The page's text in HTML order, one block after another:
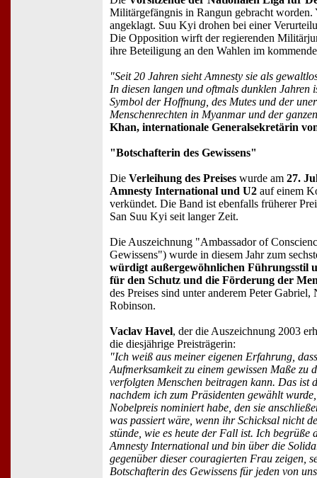
Militärgefängnis in Rangun gebracht worden.
angeklagt. Suu Kyi drohen bei einer
Die Opposition wirft der regierenden
ihre Beteiligung an den Wahlen im
"Seit 20 Jahren sieht Amnesty sie als
In diesen langen und oftmals dunklen Jahren
Symbol der Hoffnung, des Mutes und der
Menschenrechten in Myanmar und der
Khan, internationale Generalsekretärin
"Botschafterin des Gewissens"
Die Verleihung des Preises wurde am 27.
Amnesty International und U2 auf einem
verkündet. Die Band ist ebenfalls früherer
San Suu Kyi seit langer Zeit.
Die Auszeichnung "Ambassador of
Gewissens") wurde in diesem Jahr zum
würdigt außergewöhnlichen Führungsstil
für den Schutz und die Förderung der
des Preises sind unter anderem Peter
Robinson.
Vaclav Havel, der die Auszeichnung 2003
die diesjährige Preisträgerin:
"Ich weiß aus meiner eigenen Erfahrung,
Aufmerksamkeit zu einem gewissen Maße zu
verfolgten Menschen beitragen kann. Das ist
nachdem ich zum Präsidenten gewählt
Nobelpreis nominiert habe, den sie
was passiert wäre, wenn ihr Schicksal nicht
stünde, wie es heute der Fall ist. Ich begrüße
Amnesty International und bin über die
gegenüber dieser couragierten Frau zeigen,
Botschafterin des Gewissens für jeden von